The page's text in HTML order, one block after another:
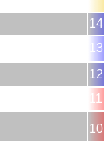
14
13
12
11
10